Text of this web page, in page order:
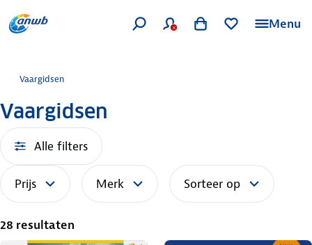
Menu
Vaargidsen
Vaargidsen
Alle filters
Prijs Merk Sorteer op
28 resultaten